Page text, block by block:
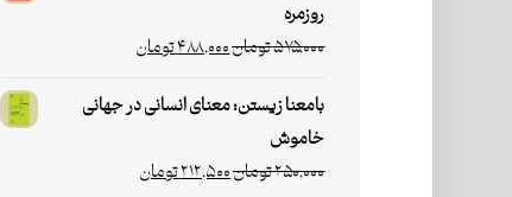
روزمره
۵۷۵,۰۰۰تومان۴۸۸,۰۰۰تومان
بامعنا زیستن: معنای انسانی در جهانی
خاموش
۲۵۰,۰۰۰تومان۲۱۲,۵۰۰تومان